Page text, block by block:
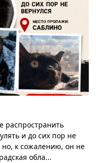
распространить
и до сих пор не
но, к сожалению, он не
обла...